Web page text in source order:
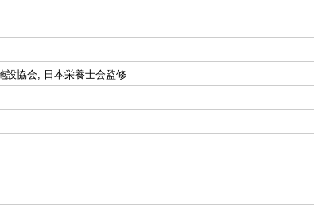
設協会, 日本栄養士会監修